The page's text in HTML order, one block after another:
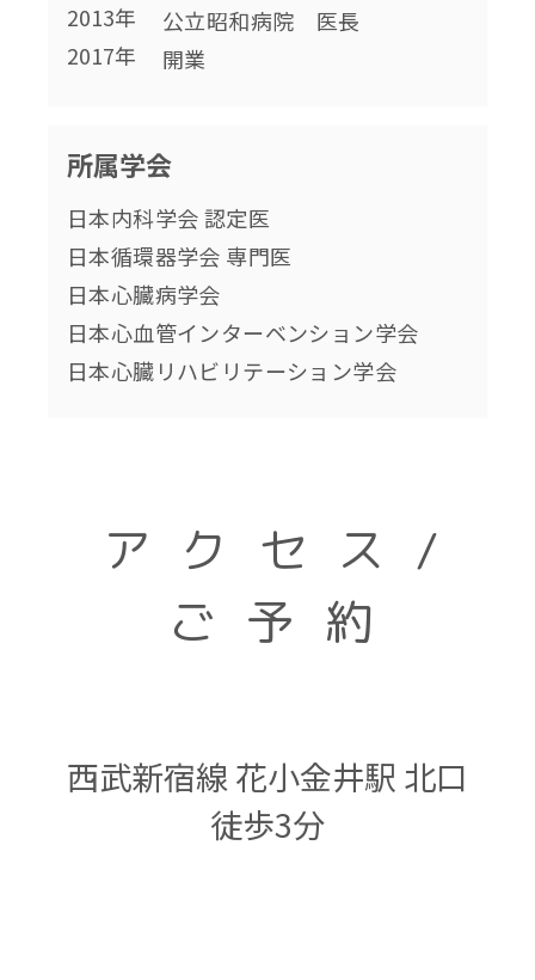
2013年
公立昭和病院 医長
2017年
開業
所属学会
日本内科学会 認定医
日本循環器学会 専門医
日本心臓病学会
日本心血管インターベンション学会
日本心臓リハビリテーション学会
アクセス/
ご予約
西武新宿線 花小金井駅 北口
徒歩3分